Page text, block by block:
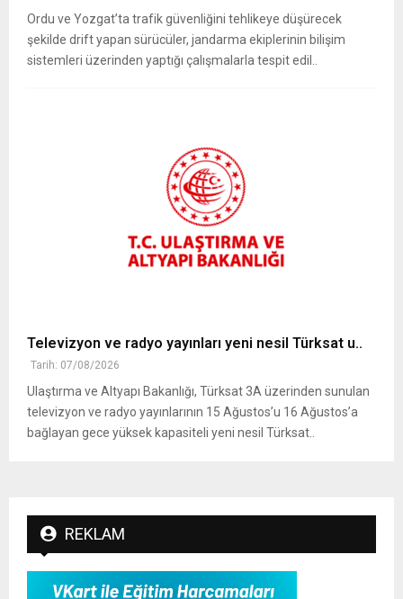
Ordu ve Yozgat’ta trafik güvenliğini tehlikeye düşürecek
şekilde drift yapan sürücüler, jandarma ekiplerinin bilişim
sistemleri üzerinden yaptığı çalışmalarla tespit edil..
Televizyon ve radyo yayınları yeni nesil Türksat u..
Tarih: 07/08/2026
Ulaştırma ve Altyapı Bakanlığı, Türksat 3A üzerinden sunulan
televizyon ve radyo yayınlarının 15 Ağustos’u 16 Ağustos’a
bağlayan gece yüksek kapasiteli yeni nesil Türksat..
REKLAM